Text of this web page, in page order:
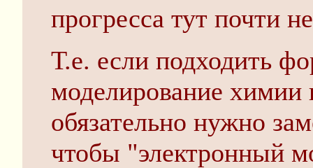
прогресса тут почти
Т.е. если подходить
моделирование химии
обязательно нужно
чтобы "электронный